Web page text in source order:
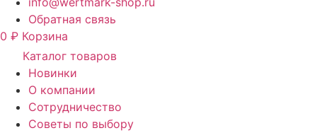
Обратная связь
0 ₽ Корзина
Каталог товаров
Новинки
О компании
Сотрудничество
Советы по выбору